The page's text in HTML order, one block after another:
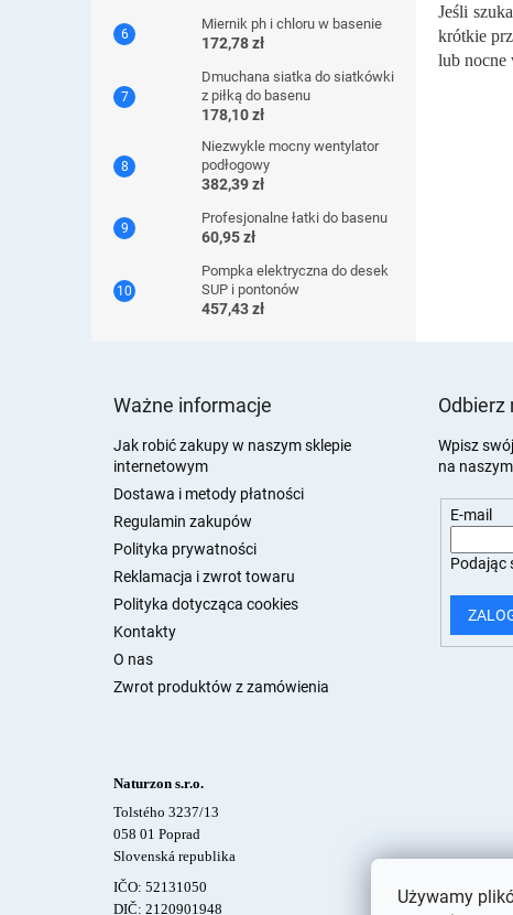
Używamy
Miernik ph i chloru w basenie
172,78 zł
Dmuchana siatka do siatkówki
z piłką do basenu
178,10 zł
Niezwykle mocny wentylator
podłogowy
382,39 zł
Profesjonalne łatki do basenu
60,95 zł
Pompka elektryczna do desek
SUP i pontonów
457,43 zł
Jeśli
krótkie
lub nocne
Ważne informacje
Jak robić zakupy w naszym sklepie
internetowym
Dostawa i metody płatności
Regulamin zakupów
Polityka prywatności
Reklamacja i zwrot towaru
Polityka dotycząca cookies
Kontakty
O nas
Zwrot produktów z zamówienia
Wpisz
na
E-mail
Podając
Naturzon s.r.o.
Tolstého 3237/13
058 01 Poprad
Slovenská republika
IČO: 52131050
DIČ: 2120901948